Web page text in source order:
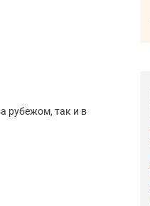
рубежом, так и в